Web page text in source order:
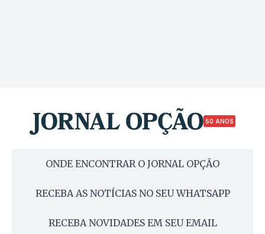
50 ANOS
ONDE ENCONTRAR O JORNAL OPÇÃO
RECEBA AS NOTÍCIAS NO SEU WHATSAPP
RECEBA NOVIDADES EM SEU EMAIL